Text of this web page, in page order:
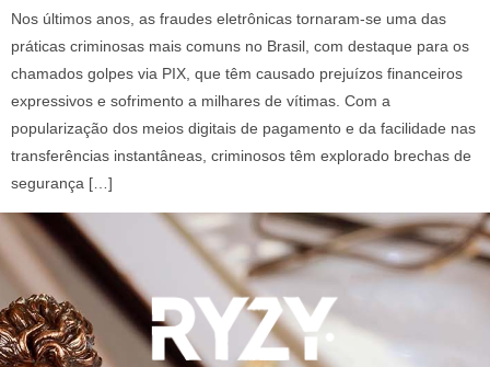
Nos últimos anos, as fraudes eletrônicas tornaram-se uma das
práticas criminosas mais comuns no Brasil, com destaque para os
chamados golpes via PIX, que têm causado prejuízos financeiros
expressivos e sofrimento a milhares de vítimas. Com a
popularização dos meios digitais de pagamento e da facilidade nas
transferências instantâneas, criminosos têm explorado brechas de
segurança […]